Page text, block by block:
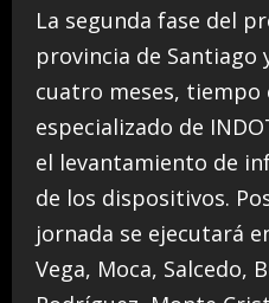
La segunda fase del
provincia de Santiago
cuatro meses, tiempo
especializado de
el levantamiento de
de los dispositivos.
jornada se ejecutará
Vega, Moca, Salcedo,